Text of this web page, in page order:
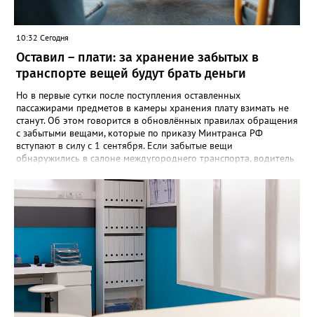
10:32 Сегодня
Оставил – плати: за хранение забытых в
транспорте вещей будут брать деньги
Но в первые сутки после поступления оставленных
пассажирами предметов в камеры хранения плату взимать не
станут. Об этом говорится в обновлённых правилах обращения
с забытыми вещами, которые по приказу Минтранса РФ
вступают в силу с 1 сентября. Если забытые вещи
обнаружились в салоне междугороднего транспорта, водитель
владельца автовокзала в конечном пункте маршрута либо
перевозчику. После чего вещи направляют в бюро находок.
Чтобы вернуть забытое, пассажиру придётся подтвердить
приметы. Златоустовцам, оставившим вещи в городском
транспорте, советуют обращаться по телефонам +7 (3513) 666-
462 – если пропажа произошла в автобусе, +7 (3513) 673-292 –
если в трамвае. «Также уточнить информацию о забытых
вещах можно по адресу: Златоуст, улица Карла Маркса, 2, -
напоминают в муниципальном «Автохозяйстве». - Не
откладывайте звонок — возможно, ваши вещи уже найдены!»